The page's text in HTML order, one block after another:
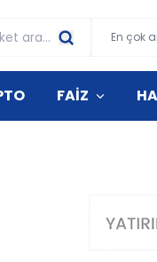
En çok
FAİZ